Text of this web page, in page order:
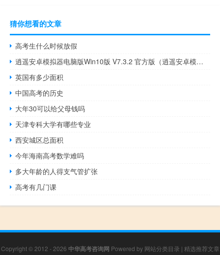
猜你想看的文章
高考生什么时候放假
逍遥安卓模拟器电脑版Win10版 V7.3.2 官方版（逍遥安卓模拟器电脑版Win10版 V7.3.2 官方版功能简介）
英国有多少面积
中国高考的历史
大年30可以给父母钱吗
天津专科大学有哪些专业
西安城区总面积
今年海南高考数学难吗
多大年龄的人得支气管扩张
高考有几门课
Copyright © 2012 - 2026 中华高考咨询网 Powered by 网站分类目录 | 精选推荐文章